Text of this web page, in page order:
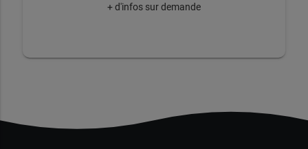
+ d'infos sur demande